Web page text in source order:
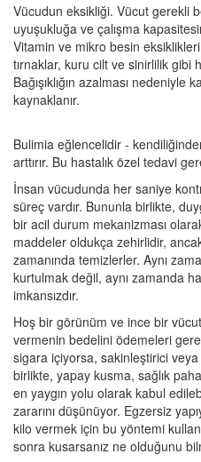
Vücudun eksikliği. Vücut gerekli
uyuşukluğa ve çalışma
Vitamin ve mikro besin eksiklikleri
tırnaklar, kuru cilt ve sinirlilik gibi
Bağışıklığın azalması nedeniyle
kaynaklanır.
Bulimia eğlencelidir -
arttırır. Bu hastalık özel tedavi
İnsan vücudunda her saniye
süreç vardır. Bununla birlikte,
bir acil durum mekanizması
maddeler oldukça zehirlidir,
zamanında temizlerler. Aynı
kurtulmak değil, aynı zamanda
imkansızdır.
Hoş bir görünüm ve ince bir
vermenin bedelini ödemeleri
sigara içiyorsa, sakinleştirici
birlikte, yapay kusma, sağlık
en yaygın yolu olarak kabul
zararını düşünüyor. Egzersiz
kilo vermek için bu yöntemi
sonra kusarsanız ne olduğunu